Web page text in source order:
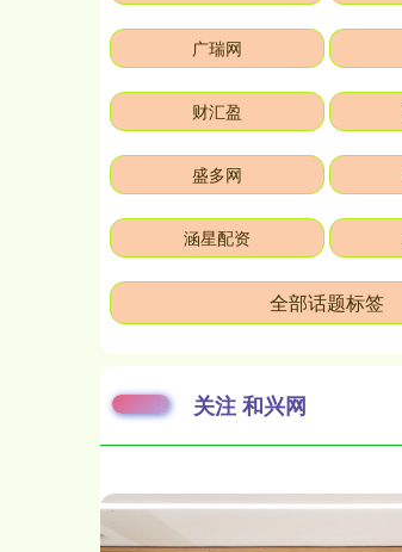
广瑞网
财汇盈
盛多网
涵星配资
全部话题标签
关注 和兴网